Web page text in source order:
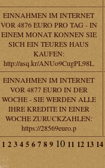
EINNAHMEN IM INTERNET
VOR 4876 EURO PRO TAG - IN
EINEM MONAT KONNEN SIE
SICH EIN TEURES HAUS
KAUFEN:
http://asq.kr/ANUo9CugPL98L
EINNAHMEN IM INTERNET
VOR 4877 EURO IN DER
WOCHE - SIE WERDEN ALLE
IHRE KREDITE IN EINER
WOCHE ZURUCKZAHLEN:
https://28569euro.p
1 2 3 4 5 6 7 8 9 10 11 12 13 14